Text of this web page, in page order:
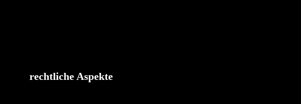
rechtliche Aspekte